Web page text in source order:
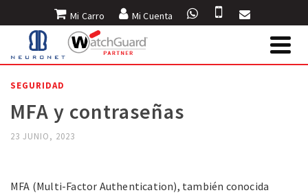
Mi Carro Mi Cuenta
INICIO BLOG » SEGURIDAD»MFA Y CONTRASEÑAS
SEGURIDAD
MFA y contraseñas
23 JUNIO, 2023
MFA (Multi-Factor Authentication), también conocida